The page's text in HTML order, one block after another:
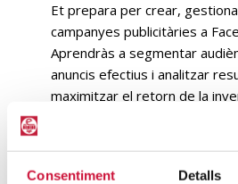
Consentiment Detalls
Et prepara per crear,
campanyes publicitàries a
Aprendràs a segmentar
anuncis efectius i analitzar
maximitzar el retorn de la
Modalitat:Presencial o
Campus:
Terrassa i Online